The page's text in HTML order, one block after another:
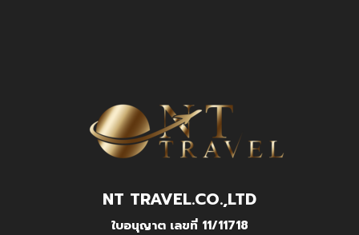
NT TRAVEL.CO.,LTD
ใบอนุญาต เลขที่ 11/11718